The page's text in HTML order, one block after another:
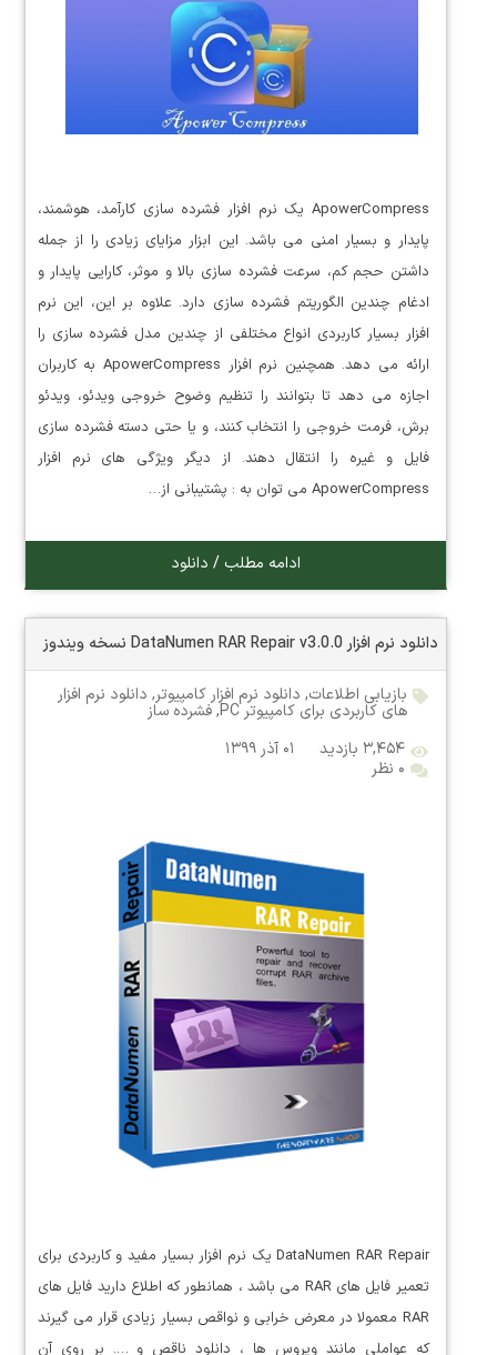
ApowerCompress یک نرم افزار فشرده سازی کارآمد، هوشمند،
پایدار و بسیار امنی می باشد. این ابزار مزایای زیادی را از جمله
داشتن حجم کم، سرعت فشرده سازی بالا و موثر، کارایی پایدار و
ادغام چندین الگوریتم فشرده سازی دارد. علاوه بر این، این نرم
افزار بسیار کاربردی انواع مختلفی از چندین مدل فشرده سازی را
ارائه می دهد. همچنین نرم افزار ApowerCompress به کاربران
اجازه می دهد تا بتوانند را تنظیم وضوح خروجی ویدئو، ویدئو
برش، فرمت خروجی را انتخاب کنند، و یا حتی دسته فشرده سازی
فایل و غیره را انتقال دهند. از دیگر ویژگی های نرم افزار
ApowerCompress می توان به : پشتیبانی از…
ادامه مطلب / دانلود
دانلود نرم افزار DataNumen RAR Repair v3.0.0 نسخه ویندوز
بازیابی اطلاعات, دانلود نرم افزار کامپیوتر, دانلود نرم افزار
های کاربردی برای کامپیوتر PC ,فشرده ساز
۳,۴۵۴ بازدید
۰۱ آذر ۱۳۹۹
۰ نظر
DataNumen RAR Repair یک نرم افزار بسیار مفید و کاربردی برای
تعمیر فایل های RAR می باشد ، همانطور که اطلاع دارید فایل های
RAR معمولا در معرض خرابی و نواقص بسیار زیادی قرار می گیرند
که عواملی مانند ویروس ها ، دانلود ناقص و …. بر روی آن